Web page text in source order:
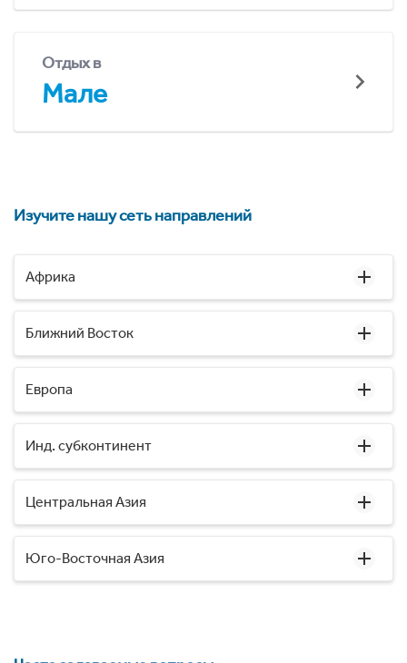
Отдых в
Мале
Изучите нашу сеть направлений
Африка
Ближний Восток
Европа
Инд. субконтинент
Центральная Азия
Юго-Восточная Азия